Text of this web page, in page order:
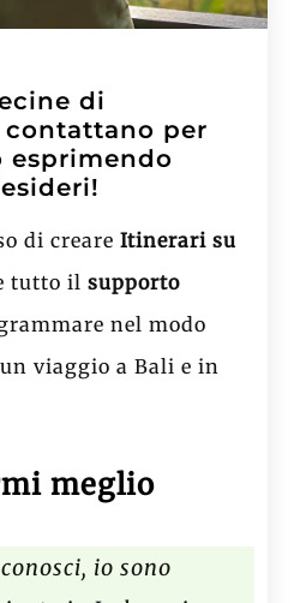
di
per
esprimendo
di creare Itinerari su
tutto il supporto
nel modo
viaggio a Bali e in
meglio
io sono